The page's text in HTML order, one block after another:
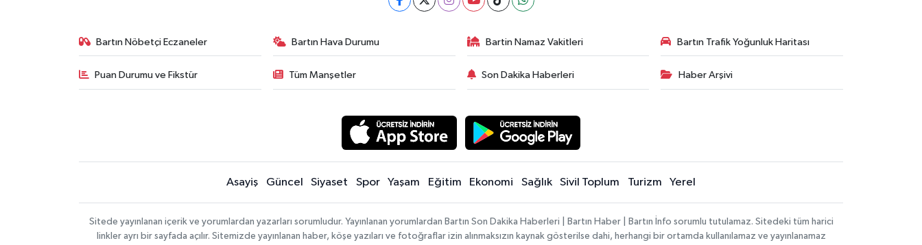
Bartın Nöbetçi Eczaneler Bartın Hava Durumu Bartin Namaz Vakitleri Bartın Trafik Yoğunluk Haritası
Puan Durumu ve Fikstür Tüm Manşetler Son Dakika Haberleri Haber Arşivi
Asayiş Güncel Siyaset Spor Yaşam Eğitim Ekonomi Sağlık Sivil Toplum Turizm Yerel
Sitede yayınlanan içerik ve yorumlardan yazarları sorumludur. Yayınlanan yorumlardan Bartın Son Dakika Haberleri | Bartın Haber | Bartın İnfo sorumlu tutulamaz. Sitedeki tüm harici
linkler ayrı bir sayfada açılır. Sitemizde yayınlanan haber, köşe yazıları ve fotoğraflar izin alınmaksızın kaynak gösterilse dahi, herhangi bir ortamda kullanılamaz ve yayınlanamaz